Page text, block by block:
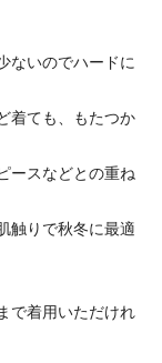
ないのでハードに
着ても、もたつか
ースなどとの重ね
触りで秋冬に最適
で着用いただけれ